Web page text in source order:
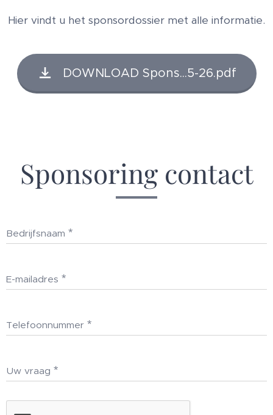
Hier vindt u het sponsordossier met alle informatie.
DOWNLOAD Spons...5-26.pdf
Sponsoring contact
Bedrijfsnaam
E-mailadres
Telefoonnummer
Uw vraag